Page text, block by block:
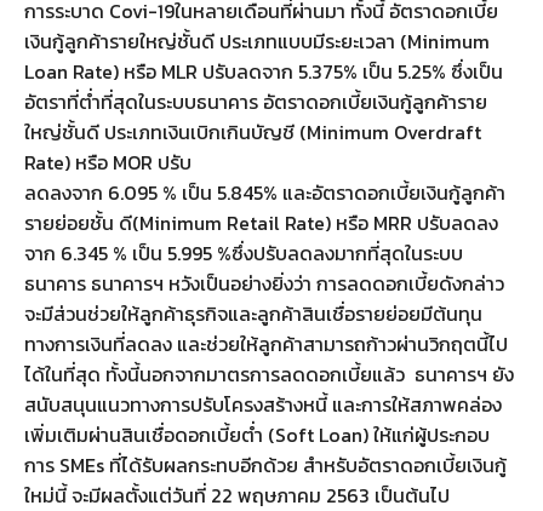
การระบาด Covi-19ในหลายเดือนที่ผ่านมา ทั้งนี้ อัตราดอกเบี้ย
เงินกู้ลูกค้ารายใหญ่ชั้นดี ประเภทแบบมีระยะเวลา (Minimum
Loan Rate) หรือ MLR ปรับลดจาก 5.375% เป็น 5.25% ซึ่งเป็น
อัตราที่ต่ำที่สุดในระบบธนาคาร อัตราดอกเบี้ยเงินกู้ลูกค้าราย
ใหญ่ชั้นดี ประเภทเงินเบิกเกินบัญชี (Minimum Overdraft
Rate) หรือ MOR ปรับ
ลดลงจาก 6.095 % เป็น 5.845% และอัตราดอกเบี้ยเงินกู้ลูกค้า
รายย่อยชั้น ดี(Minimum Retail Rate) หรือ MRR ปรับลดลง
จาก 6.345 % เป็น 5.995 %ซึ่งปรับลดลงมากที่สุดในระบบ
ธนาคาร ธนาคารฯ หวังเป็นอย่างยิ่งว่า การลดดอกเบี้ยดังกล่าว
จะมีส่วนช่วยให้ลูกค้าธุรกิจและลูกค้าสินเชื่อรายย่อยมีต้นทุน
ทางการเงินที่ลดลง และช่วยให้ลูกค้าสามารถก้าวผ่านวิกฤตนี้ไป
ได้ในที่สุด ทั้งนี้นอกจากมาตรการลดดอกเบี้ยแล้ว ธนาคารฯ ยัง
สนับสนุนแนวทางการปรับโครงสร้างหนี้ และการให้สภาพคล่อง
เพิ่มเติมผ่านสินเชื่อดอกเบี้ยต่ำ (Soft Loan) ให้แก่ผู้ประกอบ
การ SMEs ที่ได้รับผลกระทบอีกด้วย สำหรับอัตราดอกเบี้ยเงินกู้
ใหม่นี้ จะมีผลตั้งแต่วันที่ 22 พฤษภาคม 2563 เป็นต้นไป